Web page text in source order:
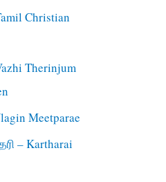
Christian
Therinjum
Meetparae
– Kartharai